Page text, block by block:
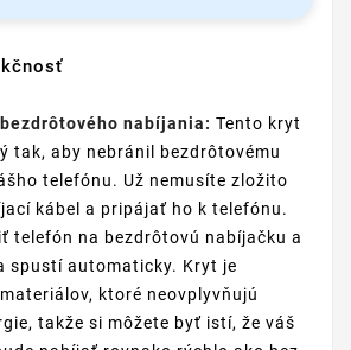
nabíjania: Tento kryt
tak, aby nebránil bezdrôtovému
telefónu. Už nemusíte zložito
kábel a pripájať ho k telefónu.
telefón na bezdrôtovú nabíjačku a
spustí automaticky. Kryt je
ktoré neovplyvňujú
takže si môžete byť istí, že váš